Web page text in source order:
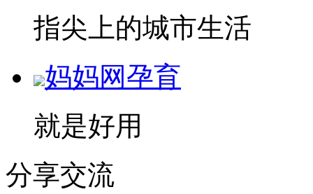
指尖上的城市生活
妈妈网孕育
就是好用
分享交流